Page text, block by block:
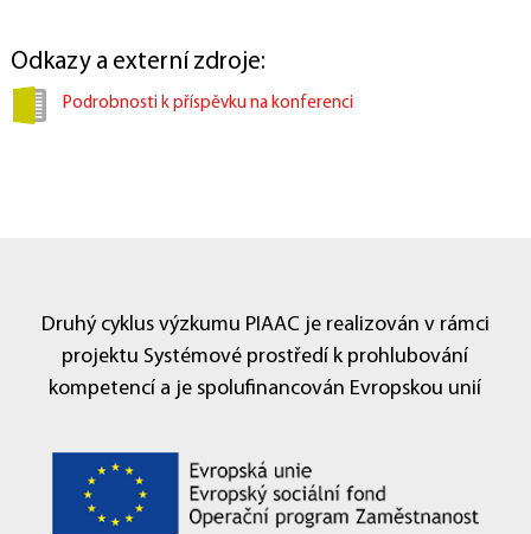
KONTAKTY
Národní koordinátor Tiskový servis Pro respondenty
Odkazy a externí zdroje:
Podrobnosti k příspěvku na konferenci
Druhý cyklus výzkumu PIAAC je realizován v rámci
projektu Systémové prostředí k prohlubování
kompetencí a je spolufinancován Evropskou unií